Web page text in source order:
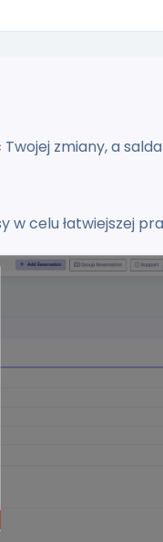
zmiany, a
w celu łatwiejszej